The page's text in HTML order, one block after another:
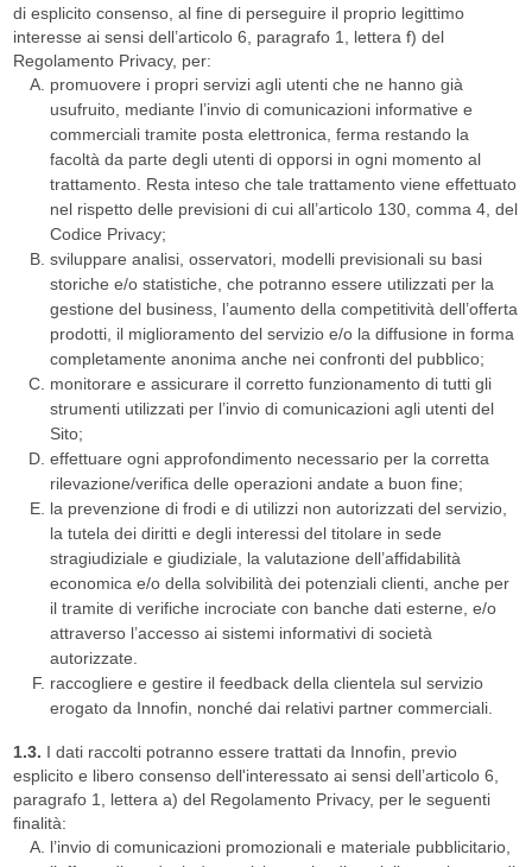
di esplicito consenso, al fine di perseguire il proprio legittimo
interesse ai sensi dell’articolo 6, paragrafo 1, lettera f) del
Regolamento Privacy, per:
promuovere i propri servizi agli utenti che ne hanno già
usufruito, mediante l’invio di comunicazioni informative e
commerciali tramite posta elettronica, ferma restando la
facoltà da parte degli utenti di opporsi in ogni momento al
trattamento. Resta inteso che tale trattamento viene effettuato
nel rispetto delle previsioni di cui all’articolo 130, comma 4, del
Codice Privacy;
sviluppare analisi, osservatori, modelli previsionali su basi
storiche e/o statistiche, che potranno essere utilizzati per la
gestione del business, l’aumento della competitività dell’offerta
prodotti, il miglioramento del servizio e/o la diffusione in forma
completamente anonima anche nei confronti del pubblico;
monitorare e assicurare il corretto funzionamento di tutti gli
strumenti utilizzati per l’invio di comunicazioni agli utenti del
Sito;
effettuare ogni approfondimento necessario per la corretta
rilevazione/verifica delle operazioni andate a buon fine;
la prevenzione di frodi e di utilizzi non autorizzati del servizio,
la tutela dei diritti e degli interessi del titolare in sede
stragiudiziale e giudiziale, la valutazione dell’affidabilità
economica e/o della solvibilità dei potenziali clienti, anche per
il tramite di verifiche incrociate con banche dati esterne, e/o
attraverso l’accesso ai sistemi informativi di società
autorizzate.
raccogliere e gestire il feedback della clientela sul servizio
erogato da Innofin, nonché dai relativi partner commerciali.
1.3. I dati raccolti potranno essere trattati da Innofin, previo
esplicito e libero consenso dell'interessato ai sensi dell’articolo 6,
paragrafo 1, lettera a) del Regolamento Privacy, per le seguenti
finalità:
l’invio di comunicazioni promozionali e materiale pubblicitario,